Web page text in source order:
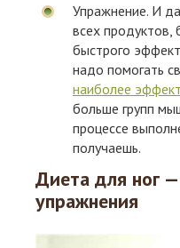
Упражнение. И
всех продуктов,
быстрого
надо помогать
наиболее
больше групп
процессе
получаешь.
Диета для ног
упражнения